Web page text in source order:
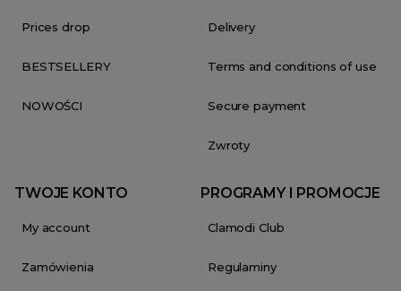
Prices drop
BESTSELLERY
NOWOŚCI
Delivery
Terms and conditions of use
Secure payment
Zwroty
TWOJE KONTO
My account
Zamówienia
PROGRAMY I PROMOCJE
Clamodi Club
Regulaminy